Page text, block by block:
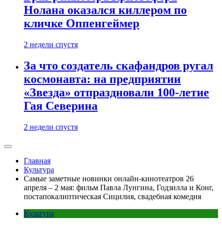
Нолана оказался киллером по
кличке Оппенгеймер
2 недели спустя
За что создатель скафандров ругал
космонавта: на предприятии
«Звезда» отпраздновали 100-летие
Гая Северина
2 недели спустя
Главная
Культура
Самые заметные новинки онлайн-кинотеатров 26
апреля – 2 мая: фильм Павла Лунгина, Годзилла и Конг,
постапокалиптическая Сицилия, свадебная комедия
Культура